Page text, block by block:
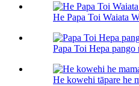
He Papa Toi Waiata
Papa Toi Hepa pango
He kowehi tāpare he